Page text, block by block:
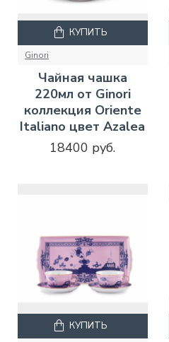
Ginori
Чайная чашка
220мл от Ginori
коллекция Oriente
Italiano цвет Azalea
18400 руб.
КУПИТЬ
КУПИТЬ